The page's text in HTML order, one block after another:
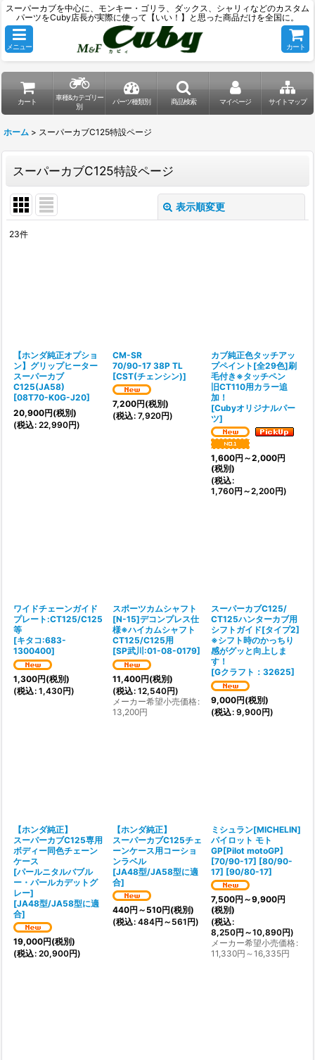
スーパーカブを中心に、モンキー・ゴリラ、ダックス、シャリィなどのカスタム
パーツをCuby店長が実際に使って【いい！】と思った商品だけを全国に。
メニュー カート
カート
車種&カテゴリー
別
パーツ種類別 商品検索 マイページ サイトマップ
ホーム > スーパーカブC125特設ページ
スーパーカブC125特設ページ
表示順変更
23件
【ホンダ純正オプショ
ン】グリップヒーター
スーパーカブ
C125(JA58)
[08T70-K0G-J20]
20,900円(税別)
(税込: 22,990円)
CM-SR
70/90-17 38P TL
[CST(チェンシン)]
7,200円(税別)
(税込: 7,920円)
カブ純正色タッチアッ
プペイント[全29色]刷
毛付き※タッチペン
旧CT110用カラー追
加！
[Cubyオリジナルパー
ツ]
1,600円 ～2,000円
(税別)
(税込:
1,760円 ～2,200円)
ワイドチェーンガイド
プレート:CT125/C125
等
[キタコ:683-
1300400]
1,300円(税別)
(税込: 1,430円)
スポーツカムシャフト
[N-15]デコンプレス仕
様※ハイカムシャフト
CT125/C125用
[SP武川:01-08-0179]
11,400円(税別)
(税込: 12,540円)
メーカー希望小売価格:
13,200円
スーパーカブC125/
CT125ハンターカブ用
シフトガイド[タイプ2]
※シフト時のかっちり
感がグッと向上しま
す！
[Gクラフト：32625]
9,000円(税別)
(税込: 9,900円)
【ホンダ純正】
スーパーカブC125専用
ボディー同色チェーン
ケース
[パールニタルバブル
ー・パールカデットグ
レー]
[JA48型/JA58型に適
合]
19,000円(税別)
(税込: 20,900円)
【ホンダ純正】
スーパーカブC125チェ
ーンケース用コーショ
ンラベル
[JA48型/JA58型に適
合]
440円 ～510円(税別)
(税込: 484円 ～561円)
ミシュラン[MICHELIN]
パイロット モト
GP[Pilot motoGP]
[70/90-17] [80/90-
17] [90/80-17]
7,500円 ～9,900円
(税別)
(税込:
8,250円 ～10,890円)
メーカー希望小売価格:
11,330円 ～16,335円